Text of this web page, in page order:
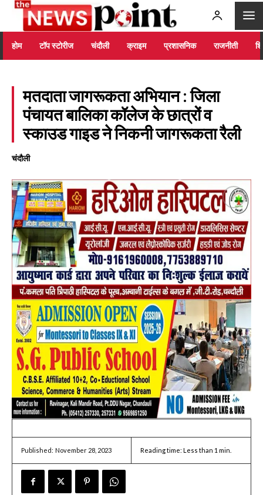
होम टॉप स्टोरीज चंदौली क्राइम प्रशासनिक राजनीती
मतदाता जागरूकता अभियान : जिला
पंचायत बालिका कॉलेज के छात्रों व
स्काउड गाइड ने निकनी जागरूकता रैली
चंदौली
Published: November 28, 2023 Reading time: Less than 1 min.